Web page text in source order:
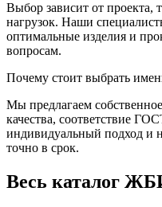
Выбор зависит от проекта,
нагрузок. Наши
оптимальные изделия и
вопросам.
Почему стоит выбрать
Мы предлагаем
качества, соответствие
индивидуальный подход и
точно в срок.
Весь каталог